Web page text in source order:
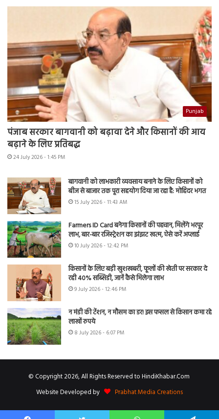
Punjab
पंजाब सरकार बागवानी को बढ़ावा देने और किसानों की आय
बढ़ाने के लिए प्रतिबद्ध
24 July 2026 - 1:45 PM
बागवानी को लाभकारी व्यवसाय बनाने के लिए किसानों को
बीज से बाजार तक पूरा सहयोग दिया जा रहा है: मोहिंदर भगत
15 July 2026 - 11:43 AM
Farmers ID Card बनेगा किसानों की पहचान, मिलेंगे भरपूर
लाभ, बार-बार रजिस्ट्रेशन का झंझट खत्म, ऐसे करें अप्लाई
10 July 2026 - 12:42 PM
किसानों के लिए बड़ी खुशखबरी, फूलों की खेती पर सरकार दे
रही 40% सब्सिडी, जानें कैसे मिलेगा लाभ
9 July 2026 - 12:46 PM
न मंडी की टेंशन, न मौसम का डर! इस फसल से किसान कमा रहे
लाखों रुपये
8 July 2026 - 6:07 PM
© Copyright 2026, All Rights Reserved to HindiKhabar.Com
Website Developed by
Prabhat Media Creations